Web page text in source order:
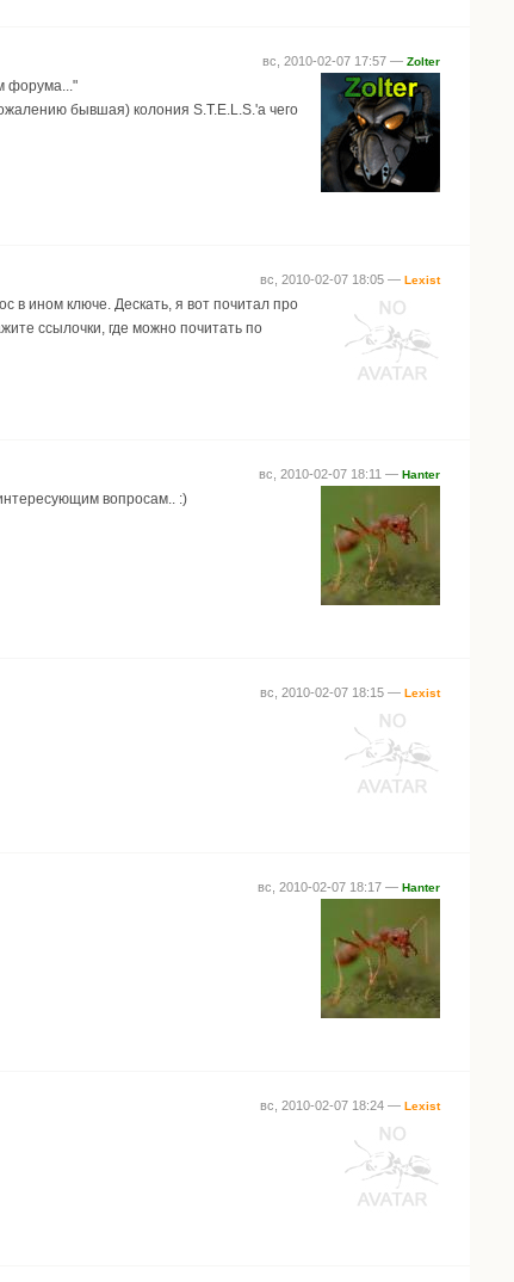
вс, 2010-02-07 17:57 — Zolter
форума..."
бывшая) колония S.T.E.L.S.'a чего
вс, 2010-02-07 18:05 — Lexist
в ином ключе. Дескать, я вот почитал про
ссылочки, где можно почитать по
вс, 2010-02-07 18:11 — Hanter
вопросам.. :)
вс, 2010-02-07 18:15 — Lexist
вс, 2010-02-07 18:17 — Hanter
вс, 2010-02-07 18:24 — Lexist